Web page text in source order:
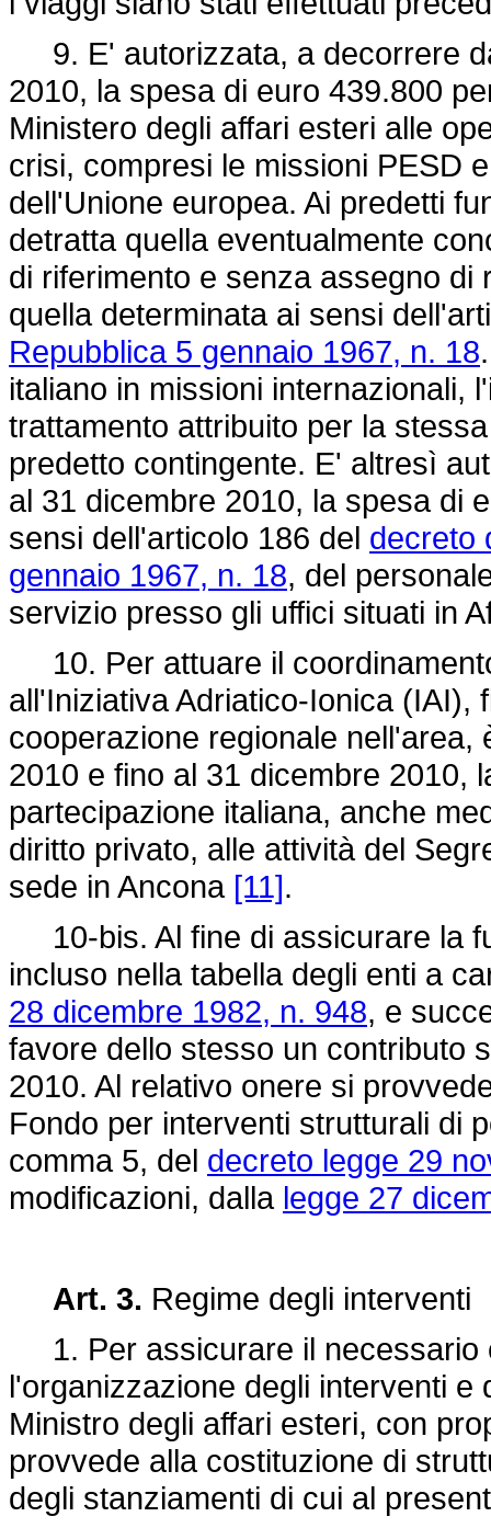
9. E' autorizzata, a decorrere
2010, la spesa di euro 439.800
Ministero degli affari esteri alle
crisi, compresi le missioni PESD
dell'Unione europea. Ai predetti
detratta quella eventualmente
di riferimento e senza assegno
quella determinata ai sensi
Repubblica 5 gennaio 1967, n. 18
italiano in missioni internazionali,
trattamento attribuito per la
predetto contingente. E' altresì
al 31 dicembre 2010, la spesa di
sensi dell'articolo 186 del decreto
gennaio 1967, n. 18, del
servizio presso gli uffici situati in
10. Per attuare il
all'Iniziativa Adriatico-Ionica (IAI),
cooperazione regionale nell'area,
2010 e fino al 31 dicembre 2010,
partecipazione italiana, anche
diritto privato, alle attività del
sede in Ancona [11].
10-bis. Al fine di assicurare la
incluso nella tabella degli enti a
28 dicembre 1982, n. 948, e
favore dello stesso un contributo
2010. Al relativo onere si
Fondo per interventi strutturali di
comma 5, del decreto legge 29
modificazioni, dalla legge 27
Art. 3. Regime degli interventi
1. Per assicurare il necessario
l'organizzazione degli interventi
Ministro degli affari esteri, con
provvede alla costituzione di
degli stanziamenti di cui al